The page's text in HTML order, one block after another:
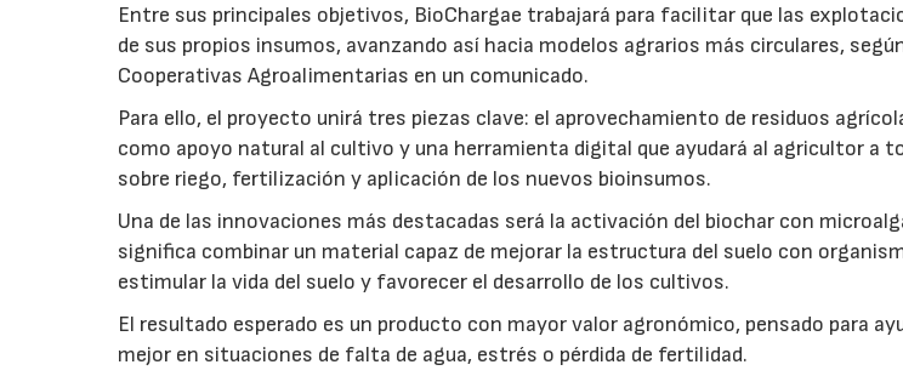
Entre sus principales objetivos, BioChargae trabajará para facilitar que las
de sus propios insumos, avanzando así hacia modelos agrarios más circulares,
Cooperativas Agroalimentarias en un comunicado.
Para ello, el proyecto unirá tres piezas clave: el aprovechamiento de residuos
como apoyo natural al cultivo y una herramienta digital que ayudará al agricultor a
sobre riego, fertilización y aplicación de los nuevos bioinsumos.
Una de las innovaciones más destacadas será la activación del biochar con
significa combinar un material capaz de mejorar la estructura del suelo con
estimular la vida del suelo y favorecer el desarrollo de los cultivos.
El resultado esperado es un producto con mayor valor agronómico, pensado para
mejor en situaciones de falta de agua, estrés o pérdida de fertilidad.